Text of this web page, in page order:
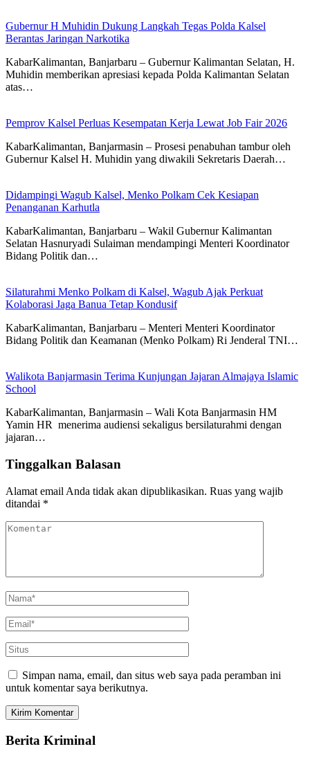
Gubernur H Muhidin Dukung Langkah Tegas Polda Kalsel
Berantas Jaringan Narkotika
KabarKalimantan, Banjarbaru – Gubernur Kalimantan Selatan, H.
Muhidin memberikan apresiasi kepada Polda Kalimantan Selatan
atas…
Pemprov Kalsel Perluas Kesempatan Kerja Lewat Job Fair 2026
KabarKalimantan, Banjarmasin – Prosesi penabuhan tambur oleh
Gubernur Kalsel H. Muhidin yang diwakili Sekretaris Daerah…
Didampingi Wagub Kalsel, Menko Polkam Cek Kesiapan
Penanganan Karhutla
KabarKalimantan, Banjarbaru – Wakil Gubernur Kalimantan
Selatan Hasnuryadi Sulaiman mendampingi Menteri Koordinator
Bidang Politik dan…
Silaturahmi Menko Polkam di Kalsel, Wagub Ajak Perkuat
Kolaborasi Jaga Banua Tetap Kondusif
KabarKalimantan, Banjarbaru – Menteri Menteri Koordinator
Bidang Politik dan Keamanan (Menko Polkam) Ri Jenderal TNI…
Walikota Banjarmasin Terima Kunjungan Jajaran Almajaya Islamic
School
KabarKalimantan, Banjarmasin – Wali Kota Banjarmasin HM
Yamin HR menerima audiensi sekaligus bersilaturahmi dengan
jajaran…
Tinggalkan Balasan
Alamat email Anda tidak akan dipublikasikan. Ruas yang wajib
ditandai *
Simpan nama, email, dan situs web saya pada peramban ini
untuk komentar saya berikutnya.
Berita Kriminal